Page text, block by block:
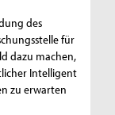
des
für
dazu machen,
Intelligent
zu erwarten